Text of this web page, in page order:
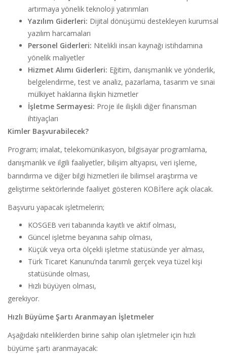
artırmaya yönelik teknoloji yatırımları
Yazılım Giderleri: Dijital dönüşümü destekleyen kurumsal
yazılım harcamaları
Personel Giderleri: Nitelikli insan kaynağı istihdamına
yönelik maliyetler
Hizmet Alımı Giderleri: Eğitim, danışmanlık ve yönderlik,
belgelendirme, test ve analiz, pazarlama, tasarım ve sınai
mülkiyet haklarına ilişkin hizmetler
İşletme Sermayesi: Proje ile ilişkili diğer finansman
ihtiyaçları
Kimler Başvurabilecek?
Program; imalat, telekomünikasyon, bilgisayar programlama,
danışmanlık ve ilgili faaliyetler, bilişim altyapısı, veri işleme,
barındırma ve diğer bilgi hizmetleri ile bilimsel araştırma ve
geliştirme sektörlerinde faaliyet gösteren KOBİ’lere açık olacak.
Başvuru yapacak işletmelerin;
KOSGEB veri tabanında kayıtlı ve aktif olması,
Güncel işletme beyanına sahip olması,
Küçük veya orta ölçekli işletme statüsünde yer alması,
Türk Ticaret Kanunu’nda tanımlı gerçek veya tüzel kişi
statüsünde olması,
Hızlı büyüyen olması,
gerekiyor.
Hızlı Büyüme Şartı Aranmayan İşletmeler
Aşağıdaki niteliklerden birine sahip olan işletmeler için hızlı
büyüme şartı aranmayacak: